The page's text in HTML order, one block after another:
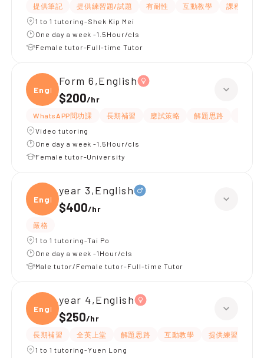
提供筆記 提供練習題/試題 有耐性 互動教學
課程設計
1 to 1 tutoring-Shek Kip Mei
One day a week -1.5Hour/cls
Female tutor-Full-time Tutor
Engli
Form 6,English
$200/hr
WhatsAPP問功課 長期補習 應試策略 解題思路
Video tutoring
One day a week -1.5Hour/cls
Female tutor-University
Engli
year 3,English
$400/hr
嚴格
1 to 1 tutoring-Tai Po
One day a week -1Hour/cls
Male tutor/Female tutor-Full-time Tutor
Engli
year 4,English
$250/hr
長期補習 全英上堂 解題思路 互動教學
提供練習題/試題
1 to 1 tutoring-Yuen Long